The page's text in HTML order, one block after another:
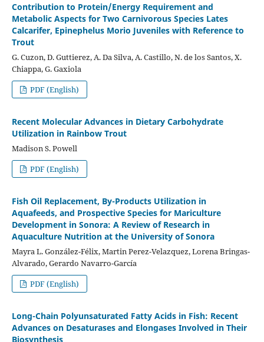
Contribution to Protein/Energy Requirement and
Metabolic Aspects for Two Carnivorous Species Lates
Calcarifer, Epinephelus Morio Juveniles with Reference to
Trout
G. Cuzon, D. Guttierez, A. Da Silva, A. Castillo, N. de los Santos, X.
Chiappa, G. Gaxiola
PDF (English)
Recent Molecular Advances in Dietary Carbohydrate
Utilization in Rainbow Trout
Madison S. Powell
PDF (English)
Fish Oil Replacement, By-Products Utilization in
Aquafeeds, and Prospective Species for Mariculture
Development in Sonora: A Review of Research in
Aquaculture Nutrition at the University of Sonora
Mayra L. González-Félix, Martin Perez-Velazquez, Lorena Bringas-
Alvarado, Gerardo Navarro-García
PDF (English)
Long-Chain Polyunsaturated Fatty Acids in Fish: Recent
Advances on Desaturases and Elongases Involved in Their
Biosynthesis